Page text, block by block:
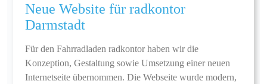
Neue Website für radkontor
Darmstadt
Für den Fahrradladen radkontor haben wir die
Konzeption, Gestaltung sowie Umsetzung einer neuen
Internetseite übernommen. Die Webseite wurde modern,